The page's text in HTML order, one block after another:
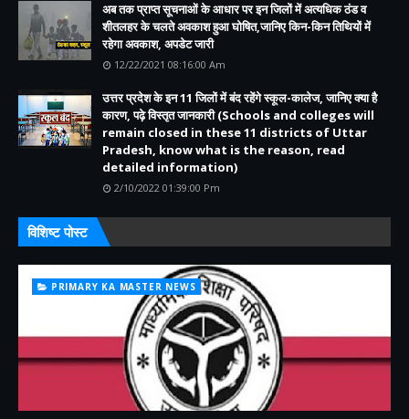
अब तक प्राप्त सूचनाओं के आधार पर इन जिलों में अत्यधिक ठंड व
शीतलहर के चलते अवकाश हुआ घोषित,जानिए किन-किन तिथियों में
रहेगा अवकाश, अपडेट जारी
12/22/2021 08:16:00 Am
उत्तर प्रदेश के इन 11 जिलों में बंद रहेंगे स्कूल-कालेज, जानिए क्या है
कारण, पढ़े विस्तृत जानकारी (Schools and colleges will
remain closed in these 11 districts of Uttar
Pradesh, know what is the reason, read
detailed information)
2/10/2022 01:39:00 Pm
विशिष्ट पोस्ट
PRIMARY KA MASTER NEWS